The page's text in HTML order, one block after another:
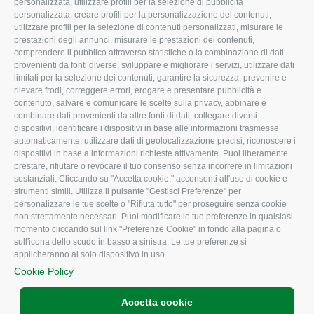
personalizzata, utilizzare profili per la selezione di pubblicità
personalizzata, creare profili per la personalizzazione dei contenuti,
utilizzare profili per la selezione di contenuti personalizzati, misurare le
prestazioni degli annunci, misurare le prestazioni dei contenuti,
comprendere il pubblico attraverso statistiche o la combinazione di dati
provenienti da fonti diverse, sviluppare e migliorare i servizi, utilizzare dati
limitati per la selezione dei contenuti, garantire la sicurezza, prevenire e
rilevare frodi, correggere errori, erogare e presentare pubblicità e
contenuto, salvare e comunicare le scelte sulla privacy, abbinare e
combinare dati provenienti da altre fonti di dati, collegare diversi
dispositivi, identificare i dispositivi in base alle informazioni trasmesse
automaticamente, utilizzare dati di geolocalizzazione precisi, riconoscere i
dispositivi in base a informazioni richieste attivamente. Puoi liberamente
prestare, rifiutare o revocare il tuo consenso senza incorrere in limitazioni
sostanziali. Cliccando su "Accetta cookie," acconsenti all'uso di cookie e
strumenti simili. Utilizza il pulsante "Gestisci Preferenze" per
personalizzare le tue scelte o "Rifiuta tutto" per proseguire senza cookie
non strettamente necessari. Puoi modificare le tue preferenze in qualsiasi
momento cliccando sul link "Preferenze Cookie" in fondo alla pagina o
sull'icona dello scudo in basso a sinistra. Le tue preferenze si
applicheranno al solo dispositivo in uso.
Cookie Policy
Accetta cookie
Organigramma aziendale
I Nostri Servizi
Uffici della Sede
provinciale
Le Sedi di Zona
Agricoltori S.r.l.
Whistleblowing
Confagricoltura Rovigo e
Agricoltori srl
Lavoro
Ambiente
Associazione
CONFAGRICOLTURA
ATTIVA
Notizie in evidenza
Eventi
Comunicati Stampa
Video
Iscrizione Newsletter
Newsletter